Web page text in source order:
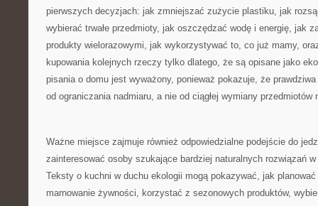
pierwszych decyzjach: jak zmniejszać zużycie plastiku, jak
wybierać trwałe przedmioty, jak oszczędzać wodę i energię, jak
produkty wielorazowymi, jak wykorzystywać to, co już mamy,
kupowania kolejnych rzeczy tylko dlatego, że są opisane jako
pisania o domu jest wyważony, ponieważ pokazuje, że
od ograniczania nadmiaru, a nie od ciągłej wymiany przedmiotów
Ważne miejsce zajmuje również odpowiedzialne podejście do
zainteresować osoby szukające bardziej naturalnych rozwiązań
Teksty o kuchni w duchu ekologii mogą pokazywać, jak
marnowanie żywności, korzystać z sezonowych produktów,